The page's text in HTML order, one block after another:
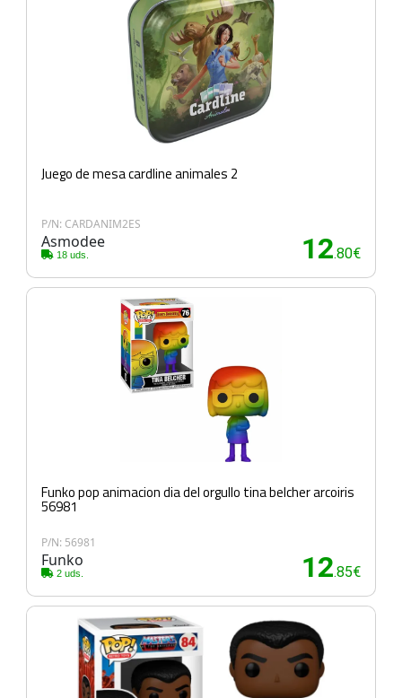
Juego de mesa cardline animales 2
P/N: CARDANIM2ES
Asmodee
18 uds. 12.80€
Funko pop animacion dia del orgullo tina belcher arcoiris
56981
P/N: 56981
Funko
2 uds. 12.85€